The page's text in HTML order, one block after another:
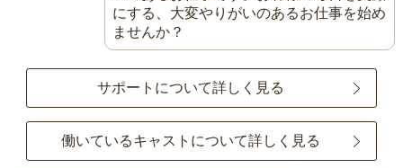
にする、大変やりがいのあるお仕事を始め
ませんか？
サポートについて詳しく見る
働いているキャストについて詳しく見る